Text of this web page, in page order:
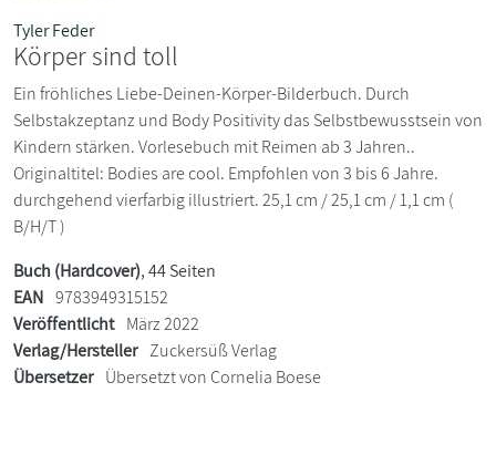
Tyler Feder
Körper sind toll
Ein fröhliches Liebe-Deinen-Körper-Bilderbuch. Durch
Selbstakzeptanz und Body Positivity das Selbstbewusstsein von
Kindern stärken. Vorlesebuch mit Reimen ab 3 Jahren..
Originaltitel: Bodies are cool. Empfohlen von 3 bis 6 Jahre.
durchgehend vierfarbig illustriert. 25,1 cm / 25,1 cm / 1,1 cm (
B/H/T )
Buch (Hardcover), 44 Seiten
EAN 9783949315152
Veröffentlicht März 2022
Verlag/Hersteller Zuckersüß Verlag
Übersetzer Übersetzt von Cornelia Boese